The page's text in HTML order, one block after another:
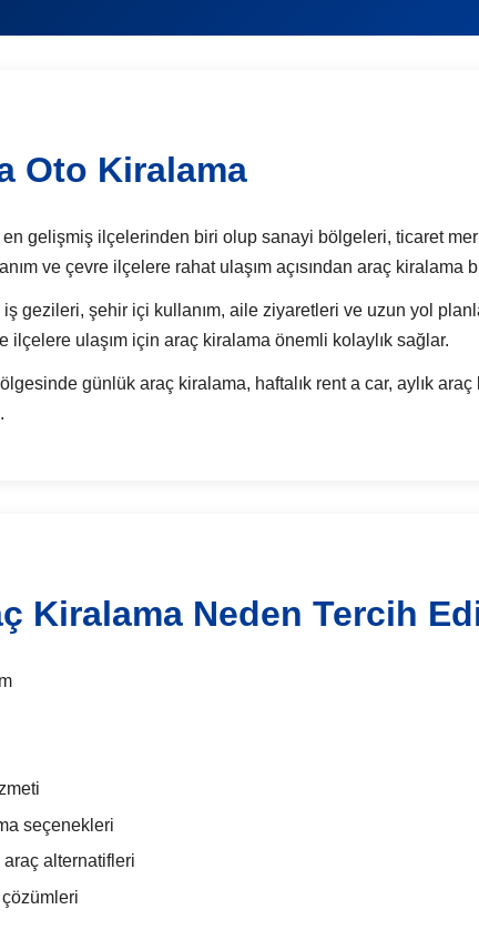
Oto Kiralama
en gelişmiş ilçelerinden biri olup sanayi bölgeleri, ticaret
ve çevre ilçelere rahat ulaşım açısından araç kiralama
gezileri, şehir içi kullanım, aile ziyaretleri ve uzun yol
ulaşım için araç kiralama önemli kolaylık sağlar.
günlük araç kiralama, haftalık rent a car, aylık
Kiralama Neden Tercih
seçenekleri
alternatifleri